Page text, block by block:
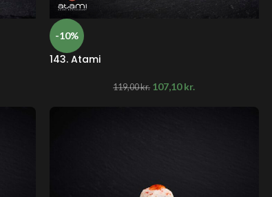
-10%
143. Atami
119,00kr. 107,10kr.